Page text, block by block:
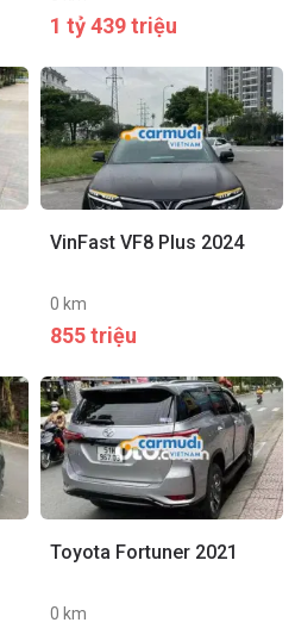
1 tỷ 439 triệu
VinFast VF8 Plus 2024
0 km
855 triệu
Toyota Fortuner 2021
0 km